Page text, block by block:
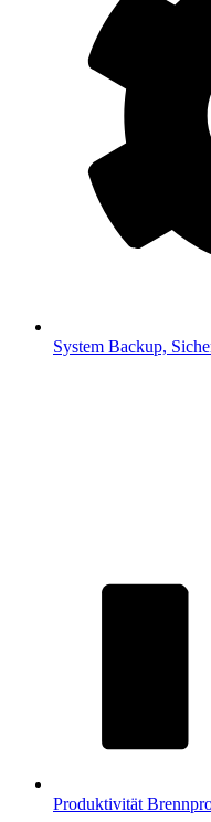
System Backup,
Produktivität